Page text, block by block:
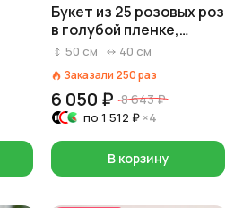
Букет из 25 розовых роз
в голубой пленке,
Россия, 50 см
50 см 40 см
Заказали 250раз
6 050 ₽ 8 643 ₽
по 1 512 ₽ ×4
В корзину